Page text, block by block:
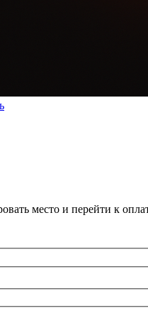
место и перейти к